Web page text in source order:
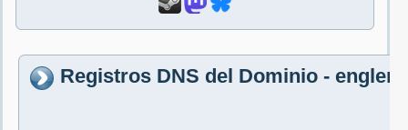
Registros DNS del Dominio - engler-